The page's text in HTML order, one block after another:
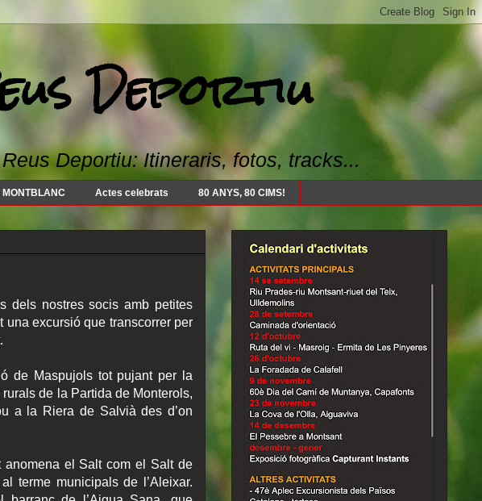
Deportiu
Deportiu: Itineraris, fotos, tracks...
Actes celebrats 80 ANYS, 80 CIMS!
dels nostres socis amb petites
una excursió que transcorrer per
de Maspujols tot pujant per la
de la Partida de Monterols,
a la Riera de Salvià des d’on
el Salt com el Salt de
terme municipals de l’Aleixar.